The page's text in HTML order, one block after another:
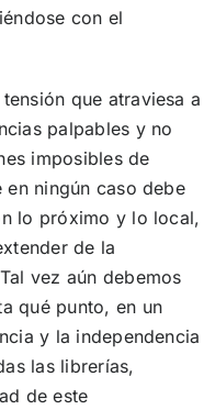
con el
que atraviesa a
palpables y no
imposibles de
ningún caso debe
lo próximo y lo local,
de la
vez aún debemos
qué punto, en un
y la independencia
las librerías,
de este